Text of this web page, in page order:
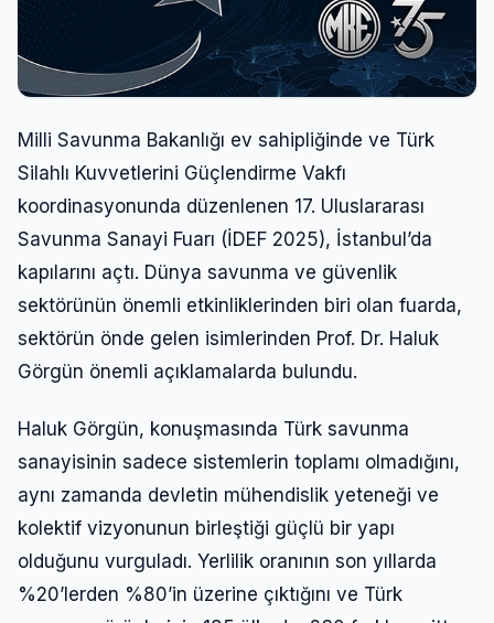
Milli Savunma Bakanlığı ev sahipliğinde ve Türk
Silahlı Kuvvetlerini Güçlendirme Vakfı
koordinasyonunda düzenlenen 17. Uluslararası
Savunma Sanayi Fuarı (İDEF 2025), İstanbul’da
kapılarını açtı. Dünya savunma ve güvenlik
sektörünün önemli etkinliklerinden biri olan fuarda,
sektörün önde gelen isimlerinden Prof. Dr. Haluk
Görgün önemli açıklamalarda bulundu.
Haluk Görgün, konuşmasında Türk savunma
sanayisinin sadece sistemlerin toplamı olmadığını,
aynı zamanda devletin mühendislik yeteneği ve
kolektif vizyonunun birleştiği güçlü bir yapı
olduğunu vurguladı. Yerlilik oranının son yıllarda
%20’lerden %80’in üzerine çıktığını ve Türk